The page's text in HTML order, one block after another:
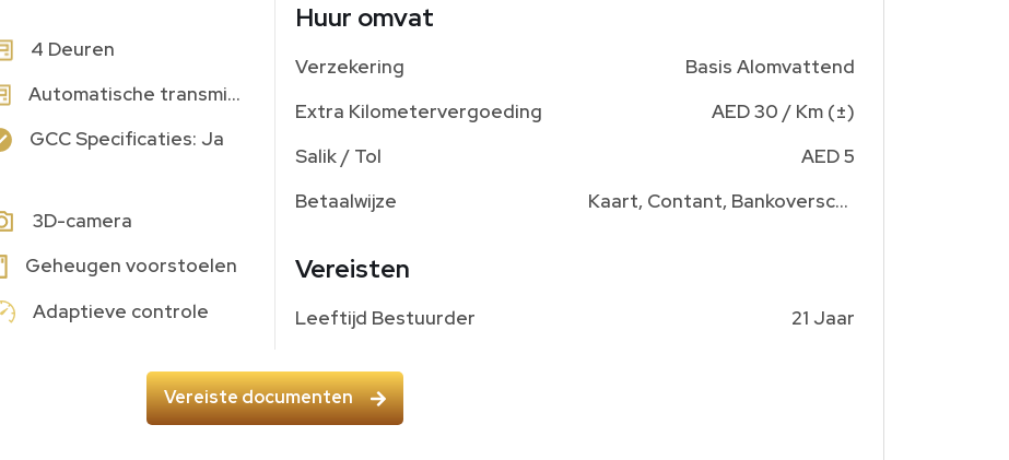
4 Deuren
Automatische transmissie
GCC Specificaties: Ja
3D-camera
Geheugen voorstoelen
Adaptieve controle
Huur omvat
Verzekering
Extra Kilometervergoeding
Salik / Tol
Betaalwijze
Basis Alomvattend
AED 30 / Km (±)
AED 5
Kaart, Contant, Bankoverschrijving
Vereisten
Leeftijd Bestuurder 21 Jaar
Vereiste documenten